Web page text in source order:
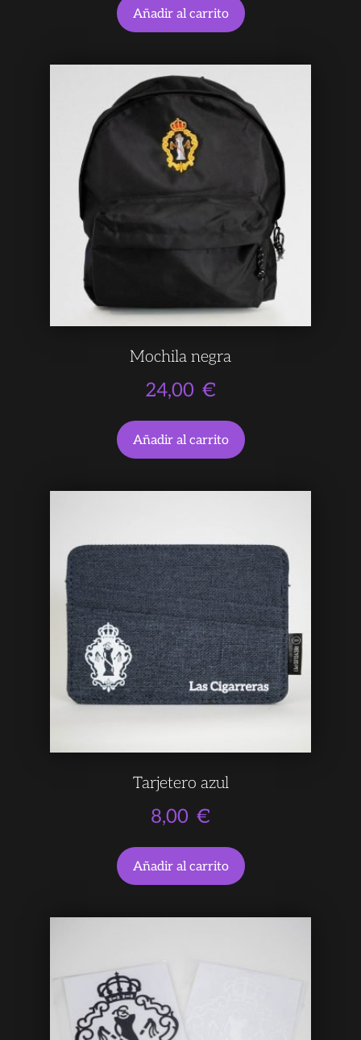
Añadir al carrito
Mochila negra
24,00 €
Añadir al carrito
Tarjetero azul
8,00 €
Añadir al carrito